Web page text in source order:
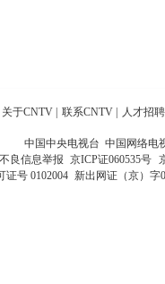
关于CNTV 联系CNTV 人才招聘
中国中央电视台 中国网络电
良信息举报 京ICP证060535号
证号 0102004 新出网证（京）